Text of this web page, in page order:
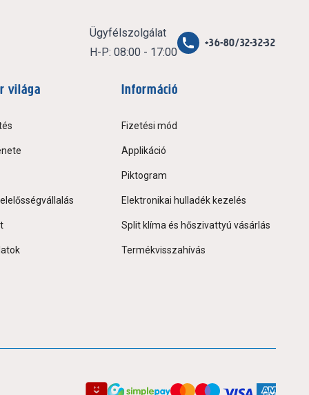
Ügyfélszolgálat
H-P: 08:00 - 17:00
+36-80/32-32-32
világa Információ
Fizetési mód
Applikáció
Piktogram
Elektronikai hulladék kezelés
Split klíma és hőszivattyú vásárlás
Termékvisszahívás